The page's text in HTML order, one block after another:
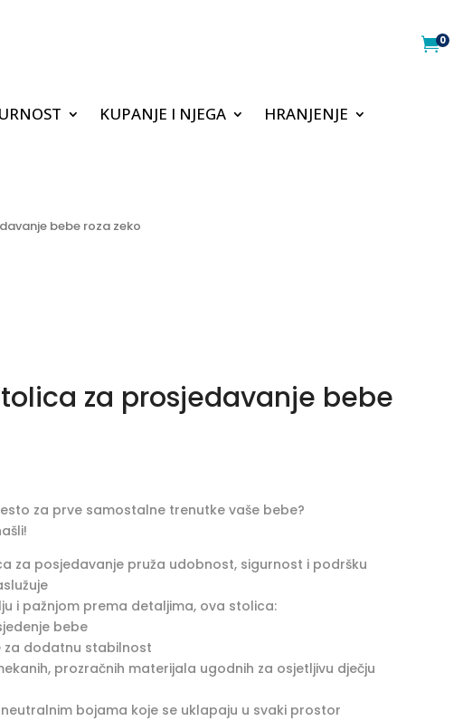
0
KUPANJE I NJEGA
HRANJENJE
bebe roza zeko
za prosjedavanje bebe
za prve samostalne trenutke vaše bebe?
za posjedavanje pruža udobnost, sigurnost i podršku
i pažnjom prema detaljima, ova stolica:
bebe
dodatnu stabilnost
prozračnih materijala ugodnih za osjetljivu dječju
bojama koje se uklapaju u svaki prostor